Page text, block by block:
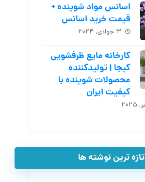
اسانس مواد شوینده +
قیمت خرید اسانس
۳ جولای, ۲۰۲۴
کارخانه مایع ظرفشویی
کیجا | تولیدکننده
محصولات شوینده با
کیفیت ایران
تازه ترین نوشته ها